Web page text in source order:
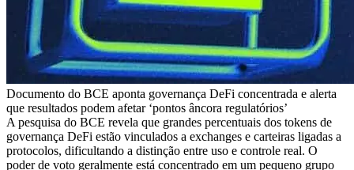
Documento do BCE aponta governança DeFi concentrada e alerta
que resultados podem afetar ‘pontos âncora regulatórios’
A pesquisa do BCE revela que grandes percentuais dos tokens de
governança DeFi estão vinculados a exchanges e carteiras ligadas a
protocolos, dificultando a distinção entre uso e controle real. O
poder de voto geralmente está concentrado em um pequeno grupo